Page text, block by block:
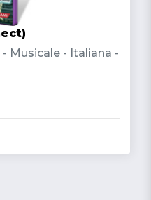
Musicale - Italiana -